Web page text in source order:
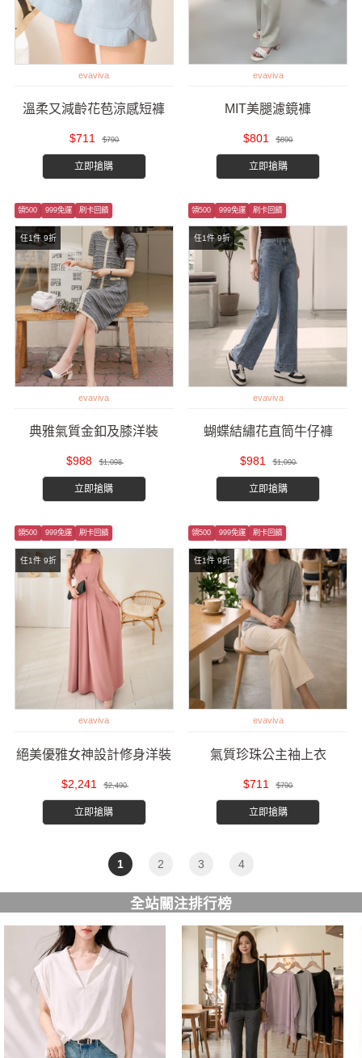
evaviva
溫柔又減齡花苞涼感短褲
$711 $790
立即搶購
evaviva
MIT美腿濾鏡褲
$801 $890
立即搶購
任1件 9折
領500 999免運 刷卡回饋
evaviva
典雅氣質金釦及膝洋裝
$988 $1,098
立即搶購
任1件 9折
領500 999免運 刷卡回饋
evaviva
蝴蝶結繡花直筒牛仔褲
$981 $1,090
立即搶購
任1件 9折
領500 999免運 刷卡回饋
evaviva
絕美優雅女神設計修身洋裝
$2,241 $2,490
立即搶購
任1件 9折
領500 999免運 刷卡回饋
evaviva
氣質珍珠公主袖上衣
$711 $790
立即搶購
1 2 3 4
全站關注排行榜